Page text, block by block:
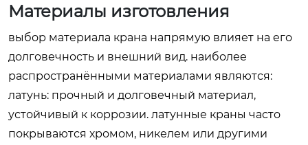
Материалы изготовления
выбор материала крана напрямую влияет на его
долговечность и внешний вид. наиболее
распространёнными материалами являются:
латунь: прочный и долговечный материал,
устойчивый к коррозии. латунные краны часто
покрываются хромом, никелем или другими